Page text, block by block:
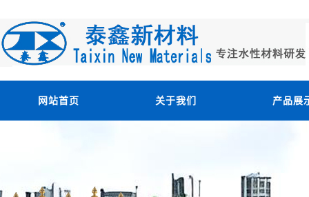
网站首页 关于我们 产品展